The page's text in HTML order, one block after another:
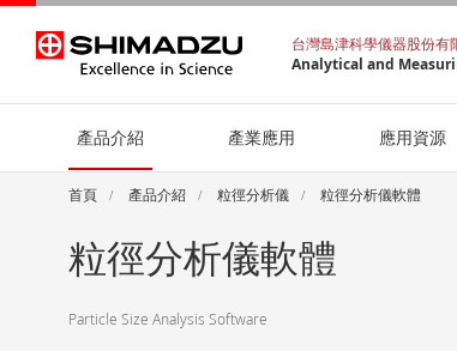
台灣島津科學儀器股份有
Analytical and
產品介紹 產業應用 應用資源
首頁 產品介紹 粒徑分析儀 粒徑分析儀軟體
粒徑分析儀軟體
Particle Size Analysis Software